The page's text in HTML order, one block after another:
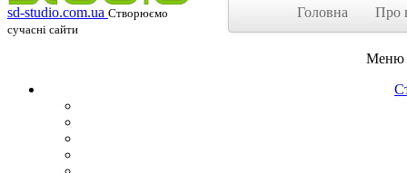
sd-studio.com.ua Створюємо
сучасні сайти
Головна Про
Меню